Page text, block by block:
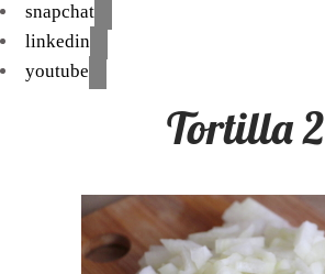
snapchat
linkedin
youtube
Tortilla 2